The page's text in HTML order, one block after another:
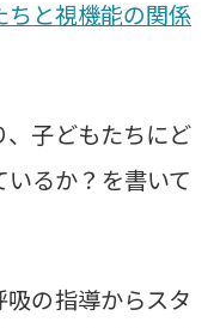
ちと視機能の関係
、子どもたちにど
るか？を書いて
吸の指導からスタ